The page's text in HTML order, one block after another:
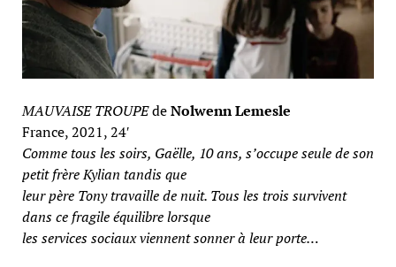
MAUVAISE TROUPEdeNolwenn Lemesle
France, 2021, 24′
Comme tous les soirs, Gaëlle, 10 ans, s’occupe seule de son
petit frère Kylian tandis que
leur père Tony travaille de nuit. Tous les trois survivent
dans ce fragile équilibre lorsque
les services sociaux viennent sonner à leur porte…